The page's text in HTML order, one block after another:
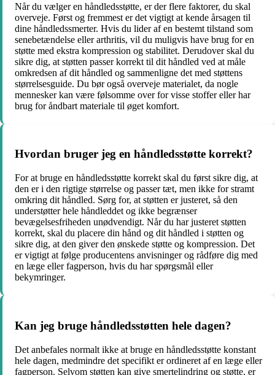
Når du vælger en håndledsstøtte, er der flere faktorer, du skal
overveje. Først og fremmest er det vigtigt at kende årsagen til
dine håndledssmerter. Hvis du lider af en bestemt tilstand som
senebetændelse eller arthritis, vil du muligvis have brug for en
støtte med ekstra kompression og stabilitet. Derudover skal du
sikre dig, at støtten passer korrekt til dit håndled ved at måle
omkredsen af dit håndled og sammenligne det med støttens
størrelsesguide. Du bør også overveje materialet, da nogle
mennesker kan være følsomme over for visse stoffer eller har
brug for åndbart materiale til øget komfort.
Hvordan bruger jeg en håndledsstøtte korrekt?
For at bruge en håndledsstøtte korrekt skal du først sikre dig, at
den er i den rigtige størrelse og passer tæt, men ikke for stramt
omkring dit håndled. Sørg for, at støtten er justeret, så den
understøtter hele håndleddet og ikke begrænser
bevægelsesfriheden unødvendigt. Når du har justeret støtten
korrekt, skal du placere din hånd og dit håndled i støtten og
sikre dig, at den giver den ønskede støtte og kompression. Det
er vigtigt at følge producentens anvisninger og rådføre dig med
en læge eller fagperson, hvis du har spørgsmål eller
bekymringer.
Kan jeg bruge håndledsstøtten hele dagen?
Det anbefales normalt ikke at bruge en håndledsstøtte konstant
hele dagen, medmindre det specifikt er ordineret af en læge eller
fagperson. Selvom støtten kan give smertelindring og støtte, er